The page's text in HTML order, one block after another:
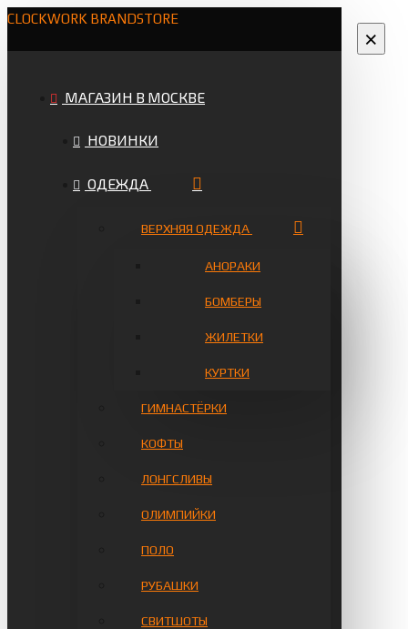
CLOCKWORK BRANDSTORE
МАГАЗИН В МОСКВЕ
НОВИНКИ
ОДЕЖДА
ВЕРХНЯЯ ОДЕЖДА
АНОРАКИ
БОМБЕРЫ
ЖИЛЕТКИ
КУРТКИ
ГИМНАСТЁРКИ
КОФТЫ
ЛОНГСЛИВЫ
ОЛИМПИЙКИ
ПОЛО
РУБАШКИ
СВИТШОТЫ
×